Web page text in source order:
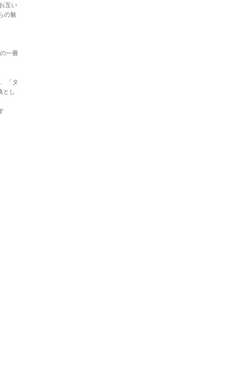
互い
の魅
一冊
「タ
とし